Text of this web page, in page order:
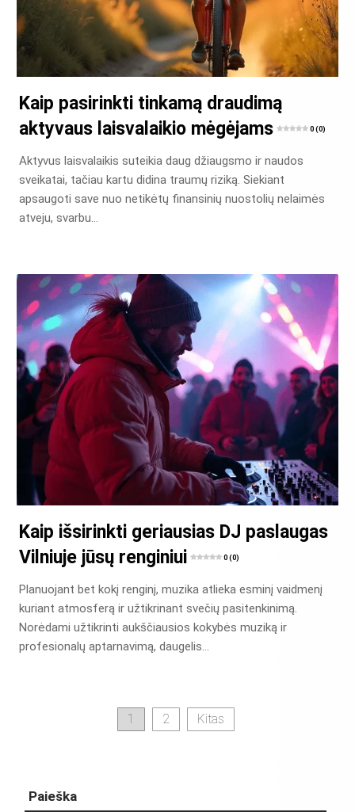
Kaip pasirinkti tinkamą draudimą
aktyvaus laisvalaikio mėgėjams
0 (0)
Aktyvus laisvalaikis suteikia daug džiaugsmo ir naudos
sveikatai, tačiau kartu didina traumų riziką. Siekiant
apsaugoti save nuo netikėtų finansinių nuostolių nelaimės
atveju, svarbu…
Kaip išsirinkti geriausias DJ paslaugas
Vilniuje jūsų renginiui
0 (0)
Planuojant bet kokį renginį, muzika atlieka esminį vaidmenį
kuriant atmosferą ir užtikrinant svečių pasitenkinimą.
Norėdami užtikrinti aukščiausios kokybės muziką ir
profesionalų aptarnavimą, daugelis…
1 2 Kitas
Paieška